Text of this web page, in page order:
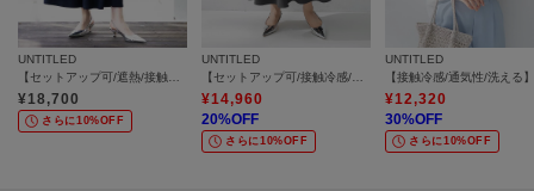
UNTITLED
¥18,700
さらに10%OFF
UNTITLED
¥14,960
20%OFF
さらに10%OFF
UNTITLED
¥12,320
30%OFF
さらに10%OFF